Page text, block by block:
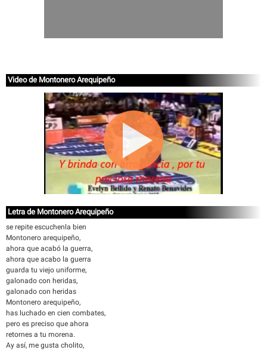
Video de Montonero Arequipeño
Letra de Montonero Arequipeño
se repite escuchenla bien
Montonero arequipeño,
ahora que acabó la guerra,
ahora que acabo la guerra
guarda tu viejo uniforme,
galonado con heridas,
galonado con heridas
Montonero arequipeño,
has luchado en cien combates,
pero es preciso que ahora
retornes a tu morena.
Ay así, me gusta cholito,